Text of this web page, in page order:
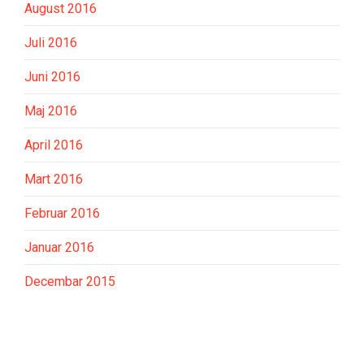
August 2016
Juli 2016
Juni 2016
Maj 2016
April 2016
Mart 2016
Februar 2016
Januar 2016
Decembar 2015